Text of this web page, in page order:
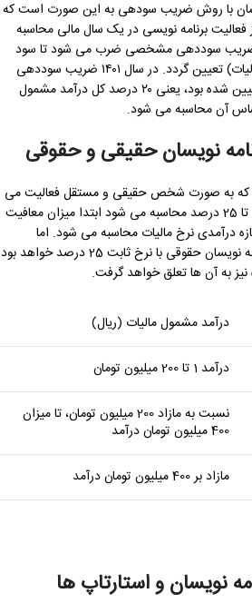
با روش ضریب سودهی به این صورت است که
فعالیت برنامه نویسی در یک سال مالی محاسبه
سوددهی مشخصی ضرب می شود تا سود
خالص سالانه (درآمد مشمول مالیات) تعیین گردد. در سال ۱۴۰۱ ضریب سوددهی
برای برنامه نویسان ۲۰ درصد تعیین شده بود، یعنی ۲۰ درصد کل درآمد مشمول
آن محاسبه می شود.
نویسان حقیقی و حقوقی
که به صورت شخص حقیقی و مستقل فعالیت می
کنند به صورت پلکانی در بازه 15 تا 25 درصد محاسبه می شود ابتدا میزان معافیت
درآمدی نرخ مالیات محاسبه می شود. اما
محاسبه مالیات شرکت ها و برنامه نویسان حقوقی با نرخ ثابت 25 درصد خواهد بود
به آن ها تعلق خواهد گرفت.
درآمد مشمول مالیات (ریال)
درآمد 1 تا 200 میلیون تومان
نسبت به مازاد 200 میلیون تومان، تا میزان
400 میلیون تومان درآمد
مازاد بر 400 میلیون تومان درآمد
نویسان و استارتاپ ها